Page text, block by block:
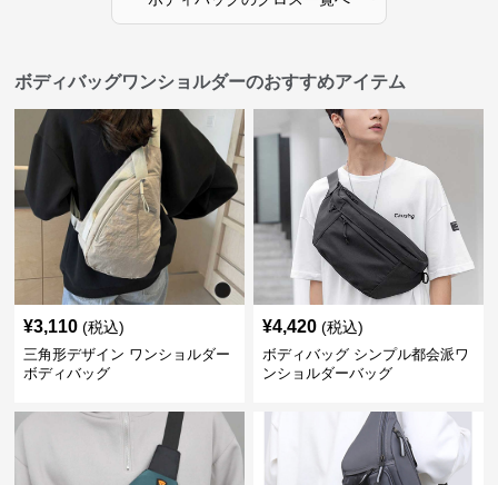
ボディバッグワンショルダーのおすすめアイテム
¥3,110 (税込)
三角形デザイン ワンショルダー
ボディバッグ
¥4,420 (税込)
ボディバッグ シンプル都会派ワ
ンショルダーバッグ